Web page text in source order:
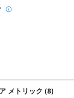
Base score
メトリック (8)